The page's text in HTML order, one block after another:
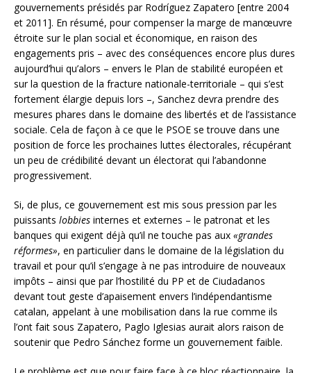
gouvernements présidés par Rodríguez Zapatero [entre 2004
et 2011]. En résumé, pour compenser la marge de manœuvre
étroite sur le plan social et économique, en raison des
engagements pris – avec des conséquences encore plus dures
aujourd’hui qu’alors – envers le Plan de stabilité européen et
sur la question de la fracture nationale-territoriale – qui s’est
fortement élargie depuis lors –, Sanchez devra prendre des
mesures phares dans le domaine des libertés et de l’assistance
sociale. Cela de façon à ce que le PSOE se trouve dans une
position de force les prochaines luttes électorales, récupérant
un peu de crédibilité devant un électorat qui l’abandonne
progressivement.
Si, de plus, ce gouvernement est mis sous pression par les
puissants lobbies internes et externes – le patronat et les
banques qui exigent déjà qu’il ne touche pas aux «grandes
réformes», en particulier dans le domaine de la législation du
travail et pour qu’il s’engage à ne pas introduire de nouveaux
impôts – ainsi que par l’hostilité du PP et de Ciudadanos
devant tout geste d’apaisement envers l’indépendantisme
catalan, appelant à une mobilisation dans la rue comme ils
l’ont fait sous Zapatero, Paglo Iglesias aurait alors raison de
soutenir que Pedro Sánchez forme un gouvernement faible.